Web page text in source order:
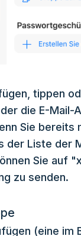
tippen
die E-
Sie bereits
der Liste der
Sie auf
zu senden.
(eine im